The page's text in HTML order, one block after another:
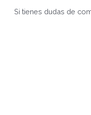
Si tienes dudas de